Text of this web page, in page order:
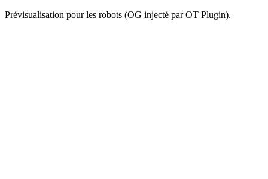
Prévisualisation pour les robots (OG injecté par OT Plugin).